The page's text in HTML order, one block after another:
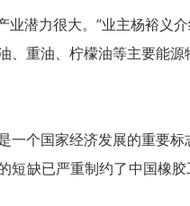
业潜力很大。”业主杨裕义
、重油、柠檬油等主要能源
个国家经济发展的重要
缺已严重制约了中国橡